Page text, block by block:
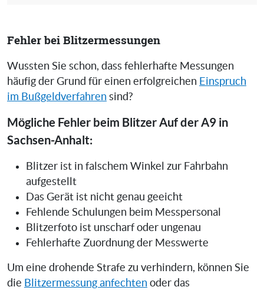
Fehler bei Blitzermessungen
Wussten Sie schon, dass fehlerhafte Messungen
häufig der Grund für einen erfolgreichen Einspruch
im Bußgeldverfahren sind?
Mögliche Fehler beim Blitzer Auf der A9 in
Sachsen-Anhalt:
Blitzer ist in falschem Winkel zur Fahrbahn
aufgestellt
Das Gerät ist nicht genau geeicht
Fehlende Schulungen beim Messpersonal
Blitzerfoto ist unscharf oder ungenau
Fehlerhafte Zuordnung der Messwerte
Um eine drohende Strafe zu verhindern, können Sie
die Blitzermessung anfechten oder das